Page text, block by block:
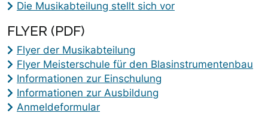
Die Musikabteilung stellt sich vor
FLYER (PDF)
Flyer der Musikabteilung
Flyer Meisterschule für den Blasinstrumentenbau
Informationen zur Einschulung
Informationen zur Ausbildung
Anmeldeformular